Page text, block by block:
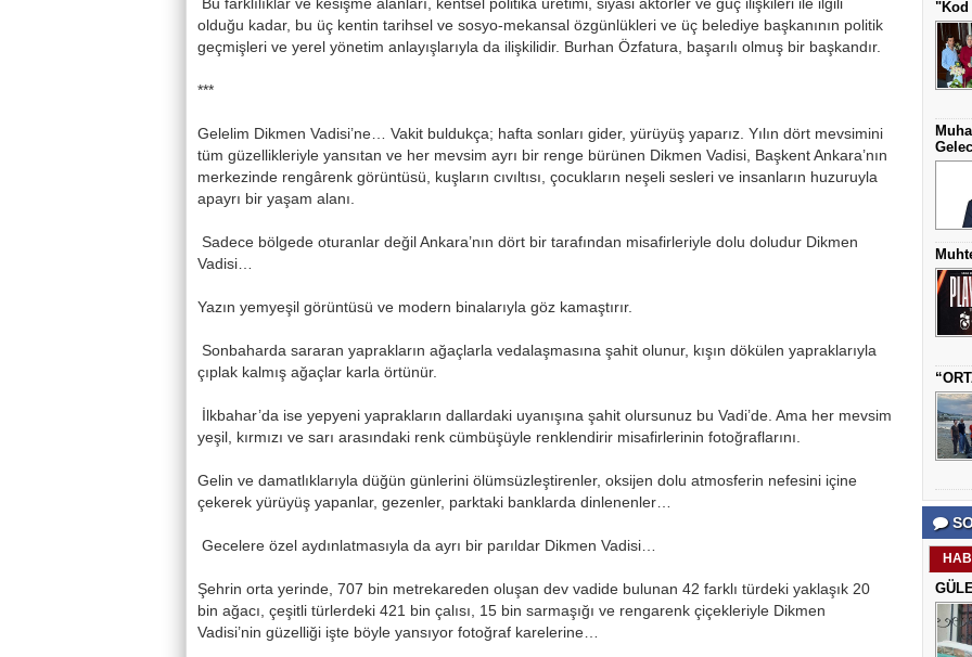
olduğu kadar, bu üç kentin tarihsel ve sosyo-mekansal özgünlükleri ve üç belediye başkanının politik
geçmişleri ve yerel yönetim anlayışlarıyla da ilişkilidir. Burhan Özfatura, başarılı olmuş bir başkandır.
***
Gelelim Dikmen Vadisi’ne… Vakit buldukça; hafta sonları gider, yürüyüş yaparız. Yılın dört mevsimini
tüm güzellikleriyle yansıtan ve her mevsim ayrı bir renge bürünen Dikmen Vadisi, Başkent Ankara’nın
merkezinde rengârenk görüntüsü, kuşların cıvıltısı, çocukların neşeli sesleri ve insanların huzuruyla
apayrı bir yaşam alanı.
Sadece bölgede oturanlar değil Ankara’nın dört bir tarafından misafirleriyle dolu doludur Dikmen
Vadisi…
Yazın yemyeşil görüntüsü ve modern binalarıyla göz kamaştırır.
Sonbaharda sararan yaprakların ağaçlarla vedalaşmasına şahit olunur, kışın dökülen yapraklarıyla
çıplak kalmış ağaçlar karla örtünür.
İlkbahar’da ise yepyeni yaprakların dallardaki uyanışına şahit olursunuz bu Vadi’de. Ama her mevsim
yeşil, kırmızı ve sarı arasındaki renk cümbüşüyle renklendirir misafirlerinin fotoğraflarını.
Gelin ve damatlıklarıyla düğün günlerini ölümsüzleştirenler, oksijen dolu atmosferin nefesini içine
çekerek yürüyüş yapanlar, gezenler, parktaki banklarda dinlenenler…
Gecelere özel aydınlatmasıyla da ayrı bir parıldar Dikmen Vadisi…
Şehrin orta yerinde, 707 bin metrekareden oluşan dev vadide bulunan 42 farklı türdeki yaklaşık 20
bin ağacı, çeşitli türlerdeki 421 bin çalısı, 15 bin sarmaşığı ve rengarenk çiçekleriyle Dikmen
Vadisi’nin güzelliği işte böyle yansıyor fotoğraf karelerine…
"Kod